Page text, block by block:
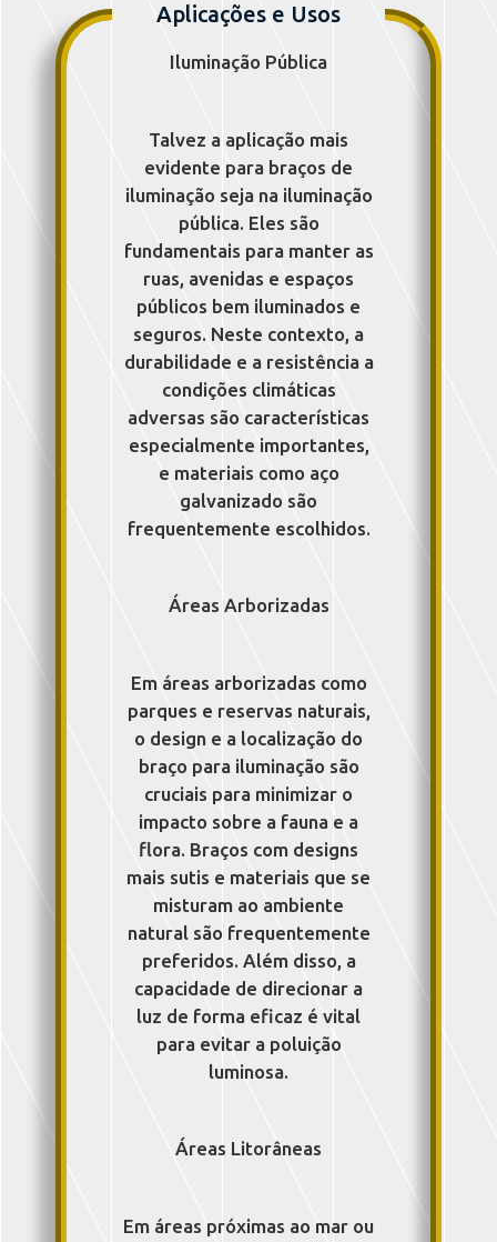
Aplicações e Usos
Iluminação Pública
Talvez a aplicação mais
evidente para braços de
iluminação seja na iluminação
pública. Eles são
fundamentais para manter as
ruas, avenidas e espaços
públicos bem iluminados e
seguros. Neste contexto, a
durabilidade e a resistência a
condições climáticas
adversas são características
especialmente importantes,
e materiais como aço
galvanizado são
frequentemente escolhidos.
Áreas Arborizadas
Em áreas arborizadas como
parques e reservas naturais,
o design e a localização do
braço para iluminação são
cruciais para minimizar o
impacto sobre a fauna e a
flora. Braços com designs
mais sutis e materiais que se
misturam ao ambiente
natural são frequentemente
preferidos. Além disso, a
capacidade de direcionar a
luz de forma eficaz é vital
para evitar a poluição
luminosa.
Áreas Litorâneas
Em áreas próximas ao mar ou